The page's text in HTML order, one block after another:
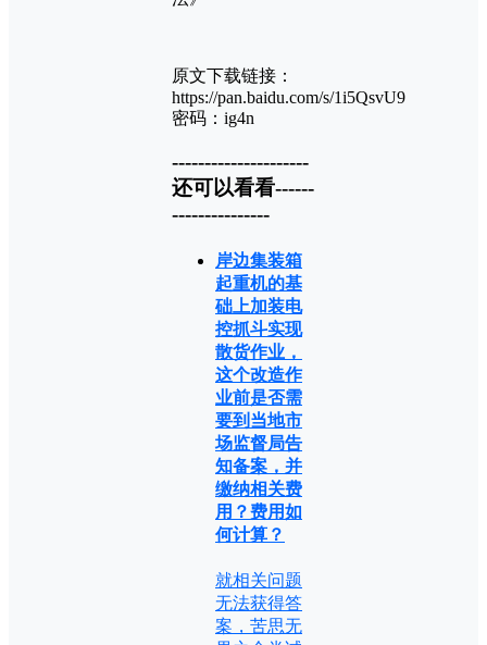
原文下载链接：
https://pan.baidu.com/s/1i5QsvU9
密码：ig4n
---------------------
还可以看看------
---------------
岸边集装箱
起重机的基
础上加装电
控抓斗实现
散货作业，
这个改造作
业前是否需
要到当地市
场监督局告
知备案，并
缴纳相关费
用？费用如
何计算？
就相关问题
无法获得答
案，苦思无